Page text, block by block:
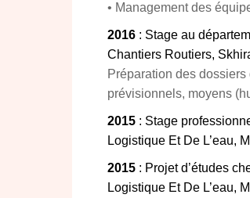
• Management des
2016 : Stage au
Chantiers Routiers,
Préparation des
prévisionnels, moyens
2015 : Stage
Logistique Et De L’eau,
2015 : Projet d’études
Logistique Et De L’eau,